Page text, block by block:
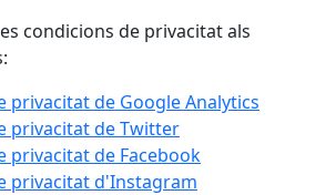
condicions de privacitat als
privacitat de Google Analytics
privacitat de Twitter
privacitat de Facebook
privacitat d'Instagram